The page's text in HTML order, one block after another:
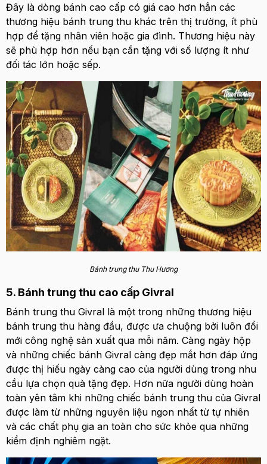
Đây là dòng bánh cao cấp có giá cao hơn hẳn các
thương hiệu bánh trung thu khác trên thị trường, ít phù
hợp để tặng nhân viên hoặc gia đình. Thương hiệu này
sẽ phù hợp hơn nếu bạn cần tặng với số lượng ít như
đối tác lớn hoặc sếp.
Bánh trung thu Thu Hương
5. Bánh trung thu cao cấp Givral
Bánh trung thu Givral là một trong những thương hiệu
bánh trung thu hàng đầu, được ưa chuộng bởi luôn đổi
mới công nghệ sản xuất qua mỗi năm. Càng ngày hộp
và những chiếc bánh Givral càng đẹp mắt hơn đáp ứng
được thị hiếu ngày càng cao của người dùng trong nhu
cầu lựa chọn quà tặng đẹp. Hơn nữa người dùng hoàn
toàn yên tâm khi những chiếc bánh trung thu của Givral
được làm từ những nguyên liệu ngon nhất từ tự nhiên
và các chất phụ gia an toàn cho sức khỏe qua những
kiểm định nghiêm ngặt.